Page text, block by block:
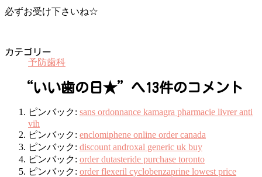
必ずお受け下さいね☆
カテゴリー
予防歯科
“いい歯の日★”へ13件のコメント
ピンバック: sans ordonnance kamagra pharmacie livrer anti
vih
ピンバック: enclomiphene online order canada
ピンバック: discount androxal generic uk buy
ピンバック: order dutasteride purchase toronto
ピンバック: order flexeril cyclobenzaprine lowest price